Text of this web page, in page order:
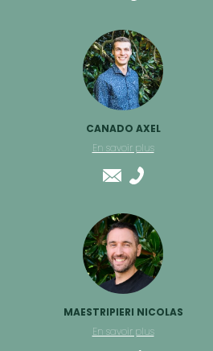
CANADO AXEL
En savoir plus
MAESTRIPIERI NICOLAS
En savoir plus